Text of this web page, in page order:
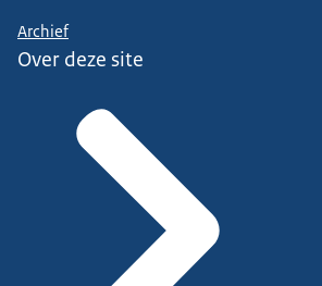
Archief
Over deze site